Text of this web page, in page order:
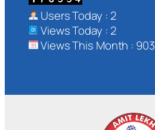
Users Today : 2
Views Today : 2
Views This Month : 903